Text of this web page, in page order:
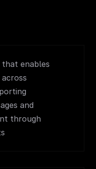
that enables
and
through